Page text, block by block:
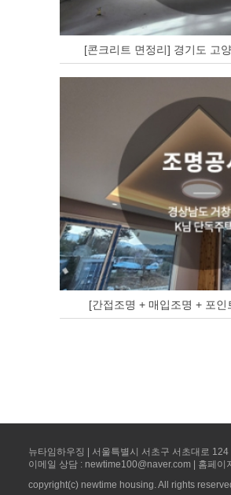
[콘크리트 면정리] 경기도 고
[간접조명 + 매입조명 + 포
뉴타임하우징 | 서울특별시 서초구 서초대로
이메일 상담 : newtime100@naver.com | 홈페
copyright(c) newtime housing. All rights